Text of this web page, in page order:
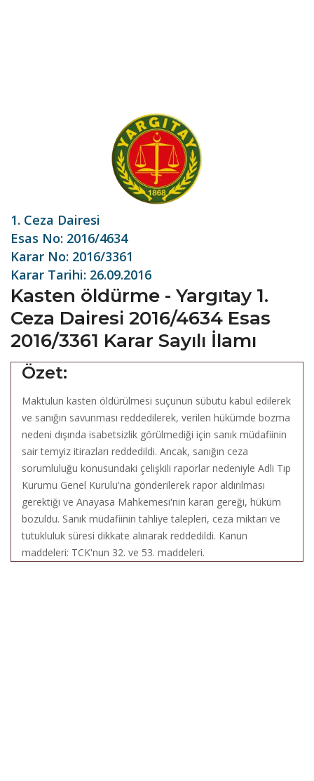
1. Ceza Dairesi
Esas No: 2016/4634
Karar No: 2016/3361
Karar Tarihi: 26.09.2016
Kasten öldürme - Yargıtay 1.
Ceza Dairesi 2016/4634 Esas
2016/3361 Karar Sayılı İlamı
Özet:
Maktulun kasten öldürülmesi suçunun sübutu kabul edilerek
ve sanığın savunması reddedilerek, verilen hükümde bozma
nedeni dışında isabetsizlik görülmediği için sanık müdafiinin
sair temyiz itirazları reddedildi. Ancak, sanığın ceza
sorumluluğu konusundaki çelişkili raporlar nedeniyle Adli Tıp
Kurumu Genel Kurulu'na gönderilerek rapor aldırılması
gerektiği ve Anayasa Mahkemesi'nin kararı gereği, hüküm
bozuldu. Sanık müdafiinin tahliye talepleri, ceza miktarı ve
tutukluluk süresi dikkate alınarak reddedildi. Kanun
maddeleri: TCK'nun 32. ve 53. maddeleri.